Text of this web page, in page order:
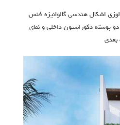
لوزی اشکال هندسی گالوانیزه فنس
پوسته دکوراسیون داخلی و نمای
بعدی